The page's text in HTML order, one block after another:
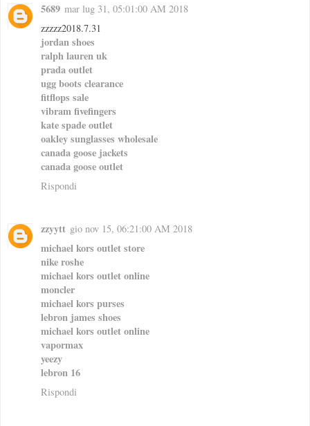
5689 mar lug 31, 05:01:00 AM 2018
zzzzz2018.7.31
jordan shoes
ralph lauren uk
prada outlet
ugg boots clearance
fitflops sale
vibram fivefingers
kate spade outlet
oakley sunglasses wholesale
canada goose jackets
canada goose outlet
Rispondi
zzyytt gio nov 15, 06:21:00 AM 2018
michael kors outlet store
nike roshe
michael kors outlet online
moncler
michael kors purses
lebron james shoes
michael kors outlet online
vapormax
yeezy
lebron 16
Rispondi